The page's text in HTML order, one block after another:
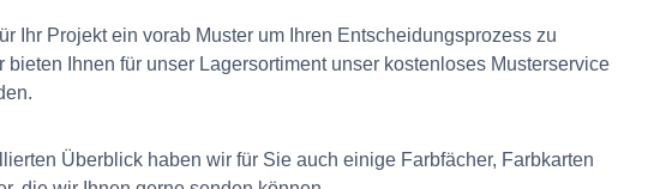
Ihr Projekt ein vorab Muster um Ihren Entscheidungsprozess zu
bieten Ihnen für unser Lagersortiment unser kostenloses Musterservice
Überblick haben wir für Sie auch einige Farbfächer, Farbkarten